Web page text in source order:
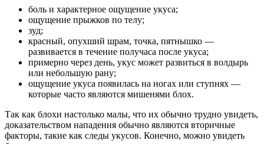
боль и характерное ощущение укуса;
ощущение прыжков по телу;
зуд;
красный, опухший шрам, точка, пятнышко —
развивается в течение получаса после укуса;
примерно через день, укус может развиться в волдырь
или небольшую рану;
ощущение укуса появилась на ногах или ступнях —
которые часто являются мишенями блох.
Так как блохи настолько малы, что их обычно трудно увидеть,
доказательством нападения обычно являются вторичные
факторы, такие как следы укусов. Конечно, можно увидеть